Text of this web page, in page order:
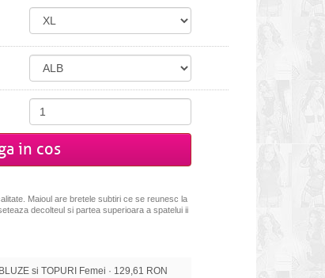
in cos
Maioul are bretele subtiri ce se reunesc la
decolteul si partea superioara a spatelui ii
si TOPURI Femei · 129,61 RON